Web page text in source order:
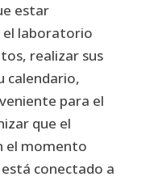
estar
el laboratorio
realizar sus
calendario,
para el
que el
el momento
conectado a